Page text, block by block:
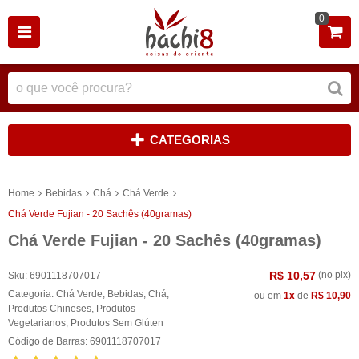
0
CATEGORIAS
Home Bebidas Chá
Chá Verde
Chá Verde Fujian - 20 Sachês (40gramas)
Chá Verde Fujian - 20 Sachês (40gramas)
Sku: 6901118707017
Categoria: Chá Verde Bebidas Chá
Produtos Chineses Produtos
Vegetarianos Produtos Sem Glúten
Código de Barras: 6901118707017
R$ 10,57 (no pix)
ou em 1x de R$ 10,90